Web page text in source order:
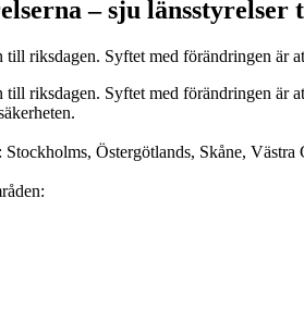
– sju
riksdagen. Syftet med förändringen är
riksdagen. Syftet med förändringen är
Östergötlands, Skåne,